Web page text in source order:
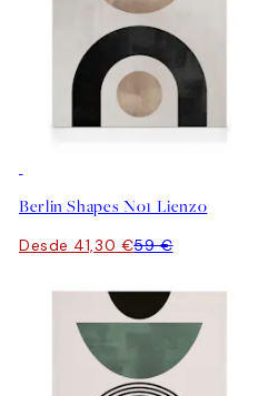
Berlin Shapes No1 Lienzo
Desde 41,30 €59 €